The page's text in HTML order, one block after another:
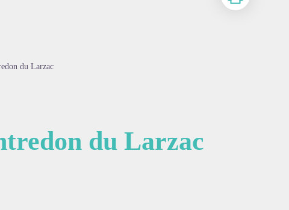
du Larzac
du Larzac